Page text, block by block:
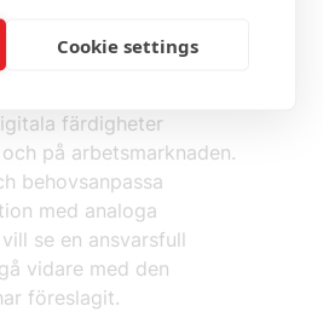
ska genomföras där
färdigheter
på arbetsmarknaden.
behovsanpassa
med analoga
se en ansvarsfull
vidare med den
föreslagit.
Cookie settings